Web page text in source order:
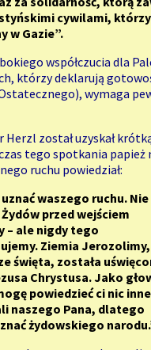
cywilami,
w Gazie”.
współczucia dla
którzy deklarują
wymaga
Herzl został uzyskał
tego spotkania papież
ruchu powiedział:
waszego ruchu.
przed wejściem
– ale nigdy tego
Ziemia
święta, została
Chrystusa. Jako
powiedzieć ci nic
naszego Pana, dlatego
żydowskiego